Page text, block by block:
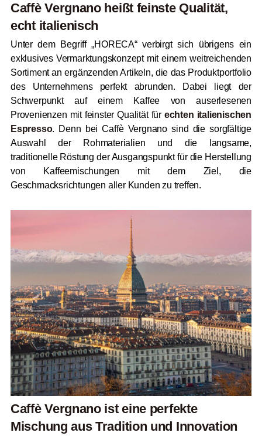
Caffè Vergnano heißt feinste Qualität,
echt italienisch
Unter dem Begriff „HORECA“ verbirgt sich übrigens ein
exklusives Vermarktungskonzept mit einem weitreichenden
Sortiment an ergänzenden Artikeln, die das Produktportfolio
des Unternehmens perfekt abrunden. Dabei liegt der
Schwerpunkt auf einem Kaffee von auserlesenen
Provenienzen mit feinster Qualität für echten italienischen
Espresso. Denn bei Caffè Vergnano sind die sorgfältige
Auswahl der Rohmaterialien und die langsame,
traditionelle Röstung der Ausgangspunkt für die Herstellung
von Kaffeemischungen mit dem Ziel, die
Geschmacksrichtungen aller Kunden zu treffen.
Caffè Vergnano ist eine perfekte
Mischung aus Tradition und Innovation